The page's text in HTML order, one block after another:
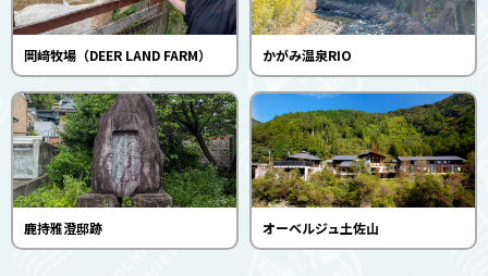
岡﨑牧場（DEER LAND FARM） かがみ温泉RIO
鹿持雅澄邸跡 オーベルジュ土佐山